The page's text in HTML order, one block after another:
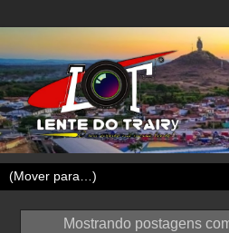
Mostrando postagens